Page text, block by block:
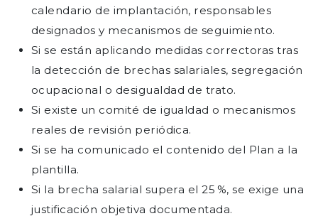
calendario de implantación, responsables
designados y mecanismos de seguimiento.
Si se están aplicando medidas correctoras tras
la detección de brechas salariales, segregación
ocupacional o desigualdad de trato.
Si existe un comité de igualdad o mecanismos
reales de revisión periódica.
Si se ha comunicado el contenido del Plan a la
plantilla.
Si la brecha salarial supera el 25 %, se exige una
justificación objetiva documentada.